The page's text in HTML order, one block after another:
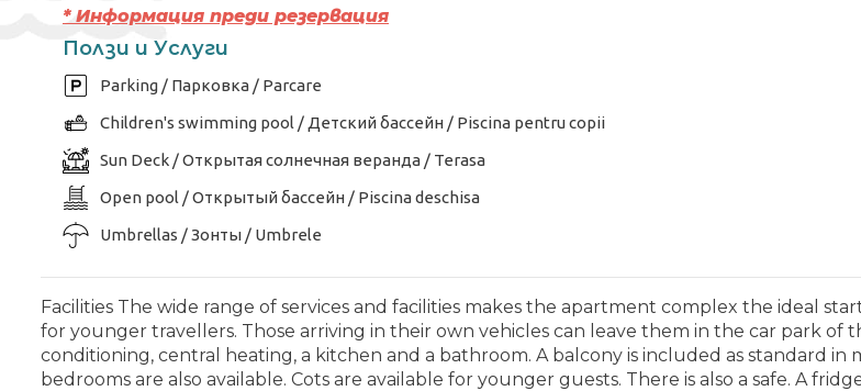
* Информация преди резервация
Ползи и Услуги
Parking / Парковка / Parcare
Children's swimming pool / Детский бассейн / Piscina pentru copii
Sun Deck / Открытая солнечная веранда / Terasa
Open pool / Открытый бассейн / Piscina deschisa
Umbrellas / Зонты / Umbrele
Facilities The wide range of services and facilities makes the apartment complex the ideal
for younger travellers. Those arriving in their own vehicles can leave them in the car park of
conditioning, central heating, a kitchen and a bathroom. A balcony is included as standard in
bedrooms are also available. Cots are available for younger guests. There is also a safe. A